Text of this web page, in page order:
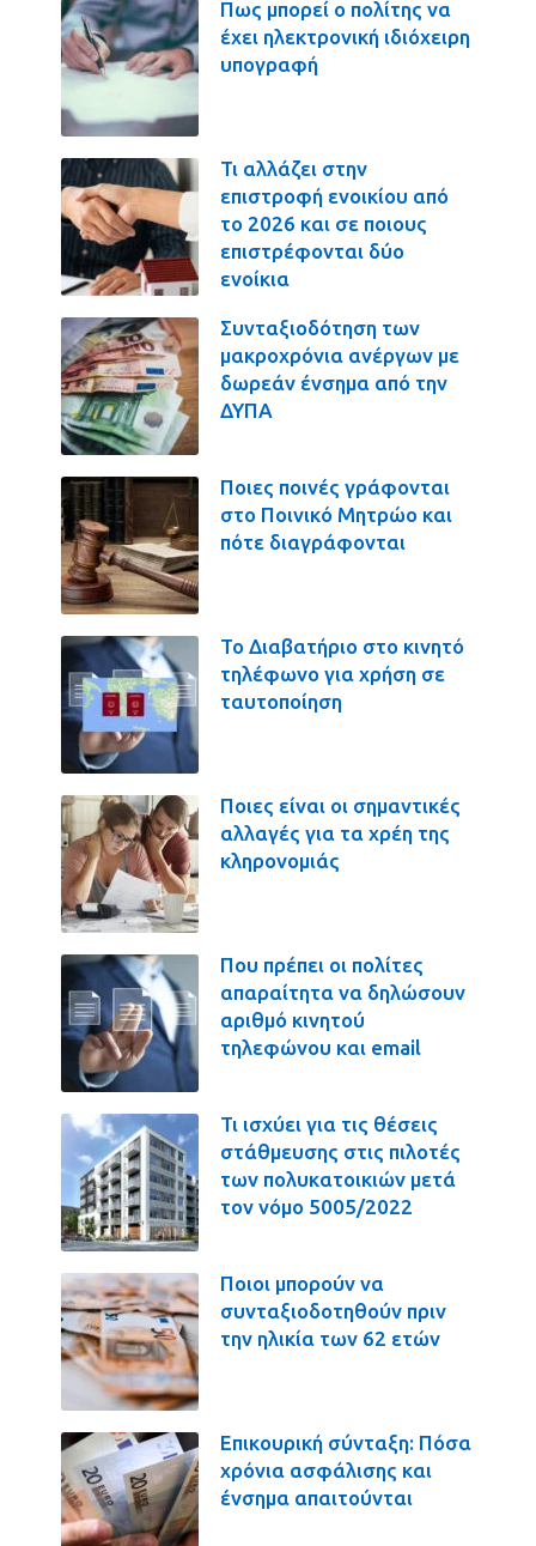
Πως μπορεί ο πολίτης να
έχει ηλεκτρονική ιδιόχειρη
υπογραφή
Τι αλλάζει στην
επιστροφή ενοικίου από
το 2026 και σε ποιους
επιστρέφονται δύο
ενοίκια
Συνταξιοδότηση των
μακροχρόνια ανέργων με
δωρεάν ένσημα από την
ΔΥΠΑ
Ποιες ποινές γράφονται
στο Ποινικό Μητρώο και
πότε διαγράφονται
Το Διαβατήριο στο κινητό
τηλέφωνο για χρήση σε
ταυτοποίηση
Ποιες είναι οι σημαντικές
αλλαγές για τα χρέη της
κληρονομιάς
Που πρέπει οι πολίτες
απαραίτητα να δηλώσουν
αριθμό κινητού
τηλεφώνου και email
Τι ισχύει για τις θέσεις
στάθμευσης στις πιλοτές
των πολυκατοικιών μετά
τον νόμο 5005/2022
Ποιοι μπορούν να
συνταξιοδοτηθούν πριν
την ηλικία των 62 ετών
Επικουρική σύνταξη: Πόσα
χρόνια ασφάλισης και
ένσημα απαιτούνται